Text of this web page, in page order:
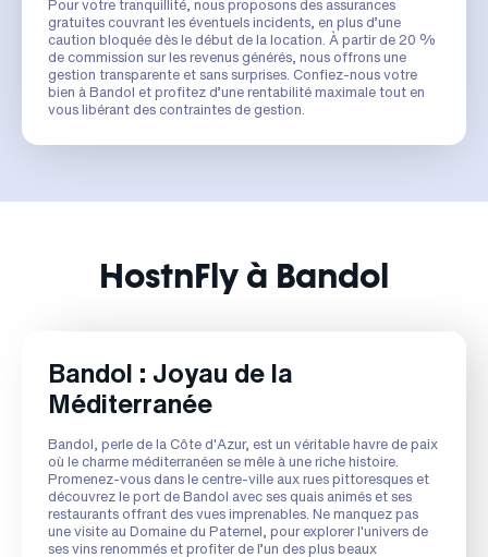
Pour votre tranquillité, nous proposons des assurances
gratuites couvrant les éventuels incidents, en plus d’une
caution bloquée dès le début de la location. À partir de 20 %
de commission sur les revenus générés, nous offrons une
gestion transparente et sans surprises. Confiez-nous votre
bien à Bandol et profitez d’une rentabilité maximale tout en
vous libérant des contraintes de gestion.
HostnFly à Bandol
Bandol : Joyau de la
Méditerranée
Bandol, perle de la Côte d'Azur, est un véritable havre de paix
où le charme méditerranéen se mêle à une riche histoire.
Promenez-vous dans le centre-ville aux rues pittoresques et
découvrez le port de Bandol avec ses quais animés et ses
restaurants offrant des vues imprenables. Ne manquez pas
une visite au Domaine du Paternel, pour explorer l'univers de
ses vins renommés et profiter de l’un des plus beaux